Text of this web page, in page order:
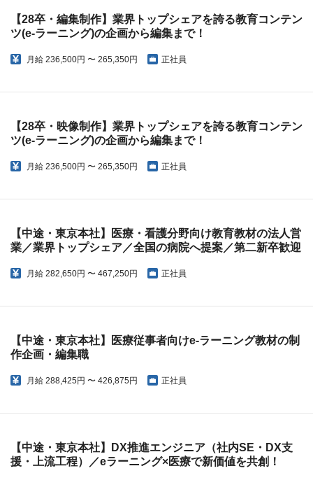
【28卒・編集制作】業界トップシェアを誇る教育コンテン
ツ(e-ラーニング)の企画から編集まで！
月給 236,500円 〜 265,350円 正社員
【28卒・映像制作】業界トップシェアを誇る教育コンテン
ツ(e-ラーニング)の企画から編集まで！
月給 236,500円 〜 265,350円 正社員
【中途・東京本社】医療・看護分野向け教育教材の法人営
業／業界トップシェア／全国の病院へ提案／第二新卒歓迎
月給 282,650円 〜 467,250円 正社員
【中途・東京本社】医療従事者向けe-ラーニング教材の制
作企画・編集職
月給 288,425円 〜 426,875円 正社員
【中途・東京本社】DX推進エンジニア（社内SE・DX支
援・上流工程）／eラーニング×医療で新価値を共創！